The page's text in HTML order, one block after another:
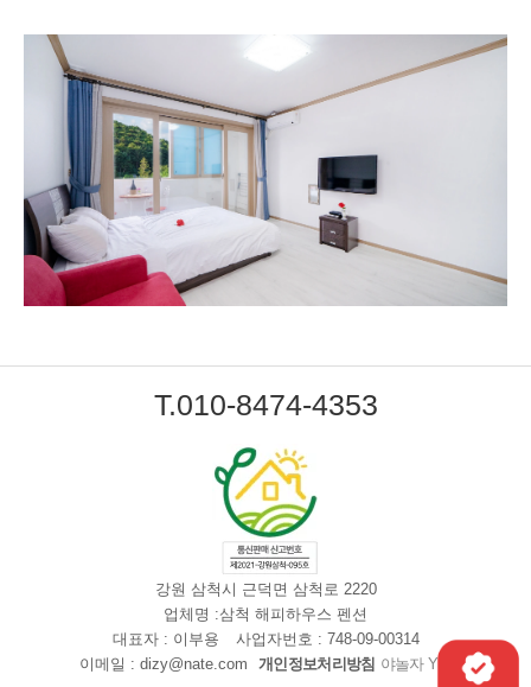
T.010-8474-4353
강원 삼척시 근덕면 삼척로 2220
업체명 :삼척 해피하우스 펜션
대표자 : 이부용
사업자번호 : 748-09-00314
이메일 : dizy@nate.com
개인정보처리방침 야놀자 YBS